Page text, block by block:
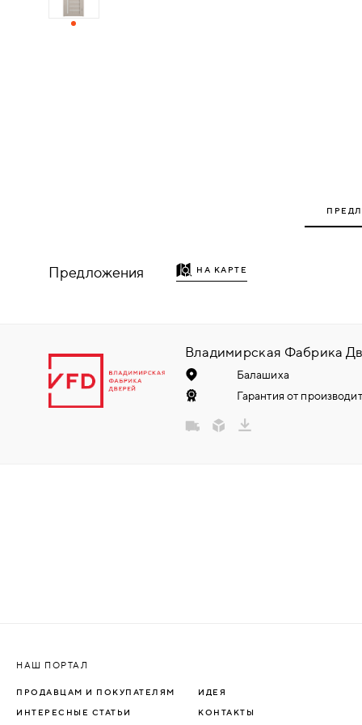
ДЕРЕВЯННЫЕ
НАДДВЕРНЫЕ
Предложения НА КАРТЕ
Балашиха
Гарантия от
НАШ ПОРТАЛ
ПРОДАВЦАМ И ПОКУПАТЕЛЯМ ИДЕЯ
ИНТЕРЕСНЫЕ СТАТЬИ КОНТАКТЫ